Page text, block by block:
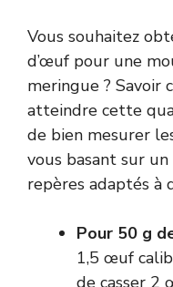
Vous souhaitez
d’œuf pour une
meringue ? Savoir
atteindre cette
de bien mesurer
vous basant sur
repères adaptés à
Pour 50 g
1,5 œuf
de casser 2